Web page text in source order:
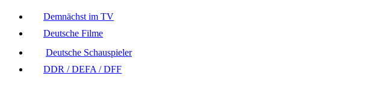
Demnächst im TV
Deutsche Filme
Deutsche Schauspieler
DDR / DEFA / DFF